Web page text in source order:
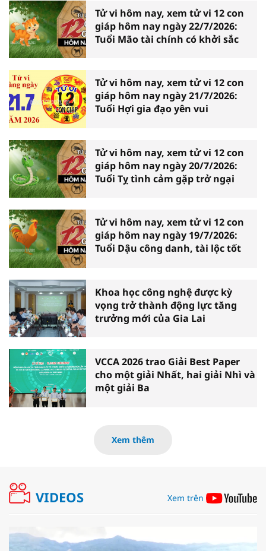
Tử vi hôm nay, xem tử vi 12 con
giáp hôm nay ngày 22/7/2026:
Tuổi Mão tài chính có khởi sắc
Tử vi hôm nay, xem tử vi 12 con
giáp hôm nay ngày 21/7/2026:
Tuổi Hợi gia đạo yên vui
Tử vi hôm nay, xem tử vi 12 con
giáp hôm nay ngày 20/7/2026:
Tuổi Tỵ tình cảm gặp trở ngại
Tử vi hôm nay, xem tử vi 12 con
giáp hôm nay ngày 19/7/2026:
Tuổi Dậu công danh, tài lộc tốt
Khoa học công nghệ được kỳ
vọng trở thành động lực tăng
trưởng mới của Gia Lai
VCCA 2026 trao Giải Best Paper
cho một giải Nhất, hai giải Nhì và
một giải Ba
Xem thêm
VIDEOS Xem trên